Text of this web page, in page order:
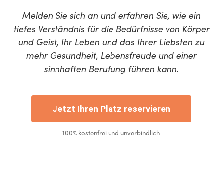
Melden Sie sich an und erfahren Sie, wie ein
tiefes Verständnis für die Bedürfnisse von Körper
und Geist, Ihr Leben und das Ihrer Liebsten zu
mehr Gesundheit, Lebensfreude und einer
sinnhaften Berufung führen kann.
Jetzt Ihren Platz reservieren
100% kostenfrei und unverbindlich